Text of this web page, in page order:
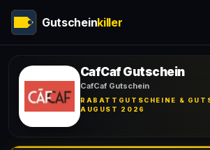
Gutscheinkiller
CafCaf Gutschein
CafCaf Gutschein
RABATTGUTSCHEINE &
AUGUST 2026